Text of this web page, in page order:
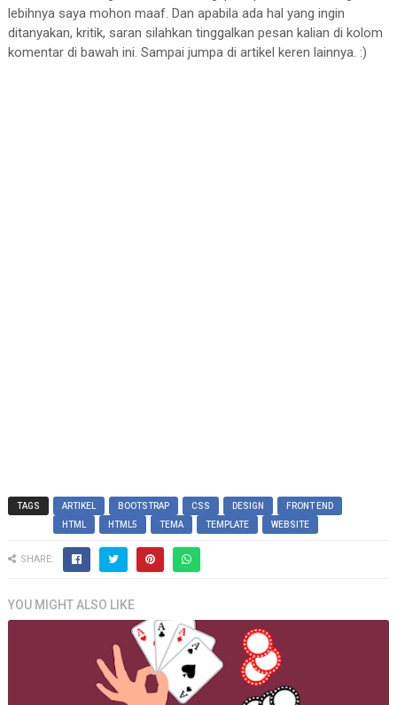
lebihnya saya mohon maaf. Dan apabila ada hal yang ingin
ditanyakan, kritik, saran silahkan tinggalkan pesan kalian di kolom
komentar di bawah ini. Sampai jumpa di artikel keren lainnya. :)
TAGS ARTIKEL BOOTSTRAP CSS DESIGN
FRONT END
HTML
HTML5 TEMA TEMPLATE WEBSITE
SHARE:
YOU MIGHT ALSO LIKE